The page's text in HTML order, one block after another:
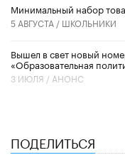
Минимальный набор
5 АВГУСТА / ШКОЛЬНИКИ
Вышел в свет новый
«Образовательная
3 ИЮЛЯ / АНОНС
ПОДЕЛИТЬСЯ